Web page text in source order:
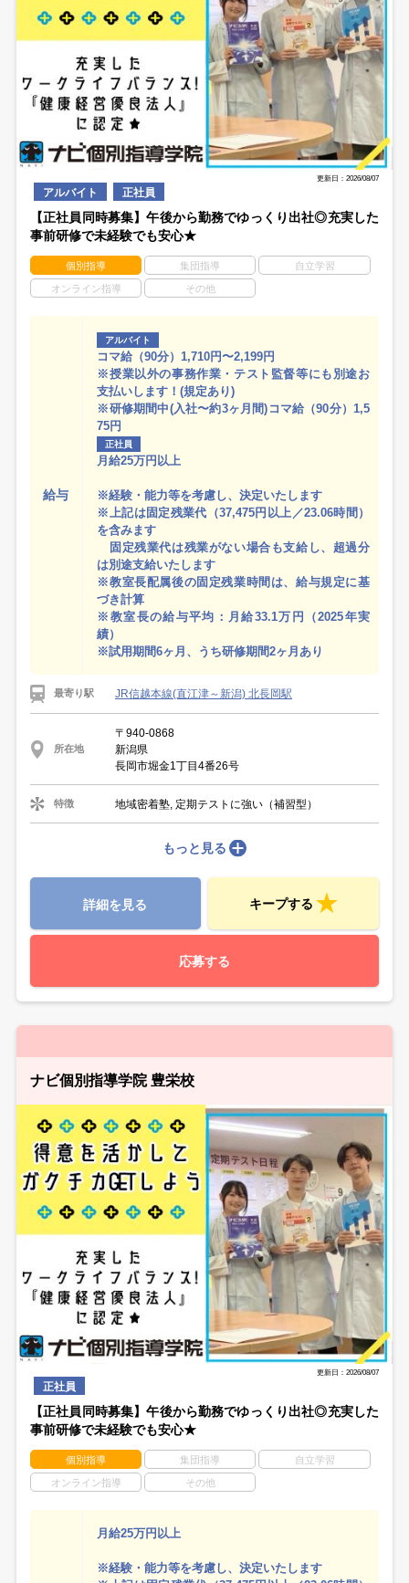
更新日：2026/08/07
アルバイト 正社員
【正社員同時募集】午後から勤務でゆっくり出社◎充実した
事前研修で未経験でも安心★
個別指導 集団指導 自立学習
オンライン指導 その他
給与
アルバイト
コマ給（90分）1,710円〜2,199円
※授業以外の事務作業・テスト監督等にも別途お
支払いします！(規定あり)
※研修期間中(入社〜約3ヶ月間)コマ給（90分）1,5
75円
正社員
月給25万円以上
※経験・能力等を考慮し、決定いたします
※上記は固定残業代（37,475円以上／23.06時間）
を含みます
固定残業代は残業がない場合も支給し、超過分
は別途支給いたします
※教室長配属後の固定残業時間は、給与規定に基
づき計算
※教室長の給与平均：月給33.1万円（2025年実
績）
※試用期間6ヶ月、うち研修期間2ヶ月あり
最寄り駅 JR信越本線(直江津～新潟) 北長岡駅
所在地
〒940-0868
新潟県
長岡市堀金1丁目4番26号
特徴 地域密着塾, 定期テストに強い（補習型）
もっと見る
詳細を見る キープする
応募する
ナビ個別指導学院 豊栄校
更新日：2026/08/07
正社員
【正社員同時募集】午後から勤務でゆっくり出社◎充実した
事前研修で未経験でも安心★
個別指導 集団指導 自立学習
オンライン指導 その他
月給25万円以上
※経験・能力等を考慮し、決定いたします